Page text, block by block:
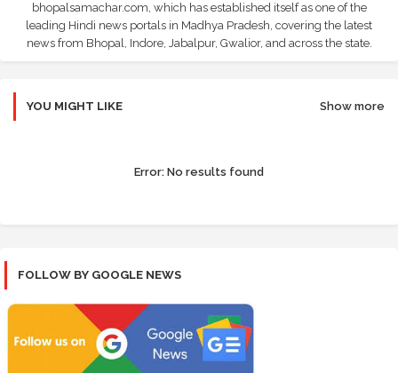
bhopalsamachar.com, which has established itself as one of the
leading Hindi news portals in Madhya Pradesh, covering the latest
news from Bhopal, Indore, Jabalpur, Gwalior, and across the state.
YOU MIGHT LIKE Show more
Error: No results found
FOLLOW BY GOOGLE NEWS